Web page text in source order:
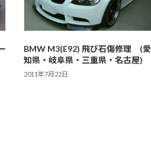
BMW M3(E92) 飛び石傷修理 (愛
知県・岐阜県・三重県・名古屋)
2011年7月22日